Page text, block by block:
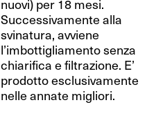
nuovi) per 18 mesi.
Successivamente alla
svinatura, avviene
l’imbottigliamento senza
chiarifica e filtrazione. E’
prodotto esclusivamente
nelle annate migliori.